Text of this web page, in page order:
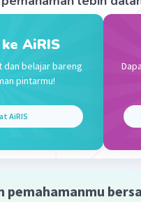
Iklan
adalah C
0,8
AiRIS
dan belajar bareng
pintarmu!
AiRIS
pemahamanmu